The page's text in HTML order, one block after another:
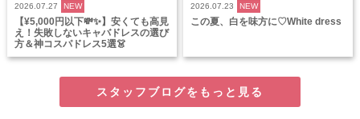
2026.07.27 NEW
【¥5,000円以下💸✨】安くても高見
え！失敗しないキャバドレスの選び
方＆神コスパドレス5選👗
2026.07.23 NEW
この夏、白を味方に♡White dress
スタッフブログをもっと見る